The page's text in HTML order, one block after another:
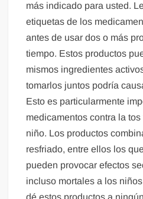
más indicado para usted.
etiquetas de los
antes de usar dos o más
tiempo. Estos productos
mismos ingredientes
tomarlos juntos podría
Esto es particularmente
medicamentos contra la
niño. Los productos
resfriado, entre ellos los
pueden provocar efectos
incluso mortales a los